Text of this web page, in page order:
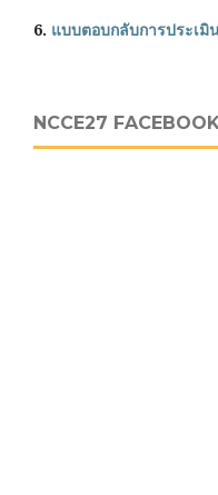
6. แบบตอบกลับการประเมิ
NCCE27